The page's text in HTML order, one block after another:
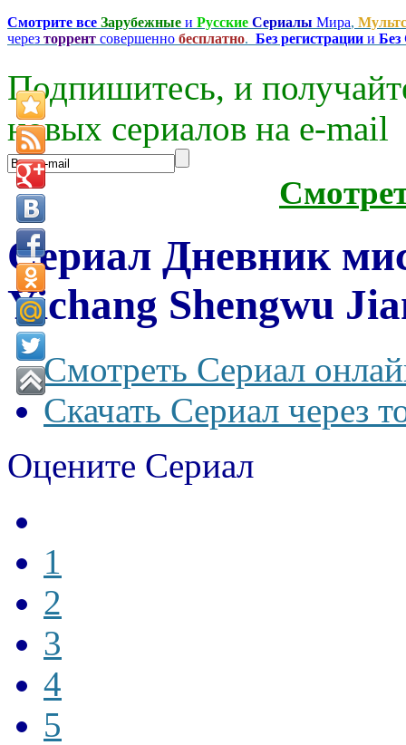
Смотрите все Зарубежные и Русские Сериалы Мира,
через торрент совершенно бесплатно. Без регистрации и
Подпишитесь, и
новых сериалов на e-mаil
Сериал Дневник
Yichang Shengwu
Смотреть Сериал
Скачать Сериал через
Оцените Сериал
1
2
3
4
5